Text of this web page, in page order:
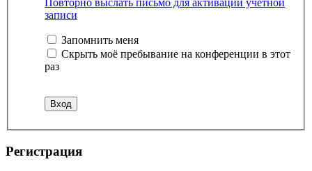
Повторно выслать письмо для активации учётной
записи
Запомнить меня
Скрыть моё пребывание на конференции в этот
раз
Регистрация